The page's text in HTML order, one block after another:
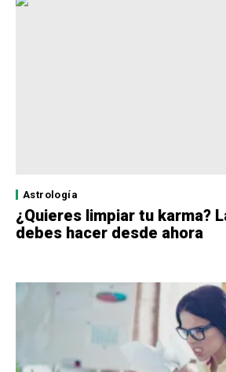
Astrología
¿Quieres limpiar tu karma?
debes hacer desde ahora